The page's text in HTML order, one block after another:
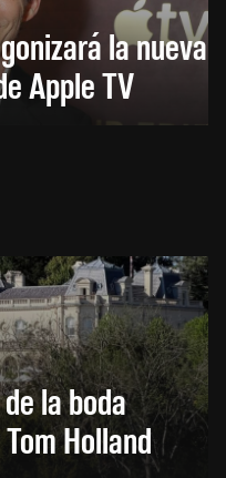
la nueva
Apple TV
la boda
Holland